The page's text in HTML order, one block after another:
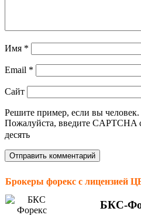
Имя *
Email *
Сайт
Решите пример, если вы человек.
Пожалуйста, введите CAPTCHA
десять
Брокеры форекс с лицензией
БКС-